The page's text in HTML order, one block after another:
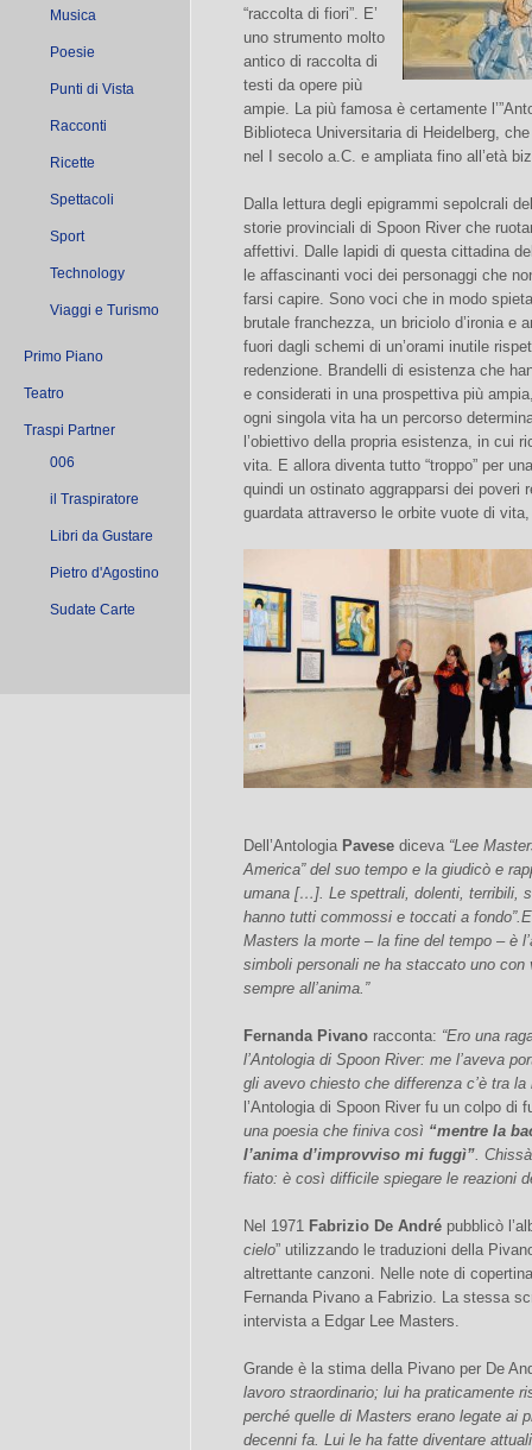
Musica
Poesie
Punti di Vista
Racconti
Ricette
Spettacoli
Sport
Technology
Viaggi e Turismo
Primo Piano
Teatro
Traspi Partner
006
il Traspiratore
Libri da Gustare
Pietro d'Agostino
Sudate Carte
“raccolta di fiori”. E’
uno strumento molto
antico di raccolta di
testi da opere più
ampie. La più famosa è certamente
Biblioteca Universitaria di Heidelberg,
nel I secolo a.C. e ampliata fino all’età
Dalla lettura degli epigrammi sepolcrali
storie provinciali di Spoon River che
affettivi. Dalle lapidi di questa cittadina
le affascinanti voci dei personaggi che
farsi capire. Sono voci che in modo
brutale franchezza, un briciolo d’ironia e
fuori dagli schemi di un’orami inutile
redenzione. Brandelli di esistenza che
e considerati in una prospettiva più
ogni singola vita ha un percorso
l’obiettivo della propria esistenza, in cui
vita. E allora diventa tutto “troppo” per
quindi un ostinato aggrapparsi dei poveri
guardata attraverso le orbite vuote di
Dell’Antologia Pavese diceva “Lee
America” del suo tempo e la giudicò e
umana […]. Le spettrali, dolenti, terribili,
hanno tutti commossi e toccati a
Masters la morte – la fine del tempo – è
simboli personali ne ha staccato uno con
sempre all’anima.”
Fernanda Pivano racconta: “Ero una
l’Antologia di Spoon River: me l’aveva
gli avevo chiesto che differenza c’è tra
l’Antologia di Spoon River fu un colpo di
una poesia che finiva così “mentre la
l’anima d’improvviso mi fuggì”.
fiato: è così difficile spiegare le reazioni
Nel 1971 Fabrizio De André pubblicò
cielo” utilizzando le traduzioni della
altrettante canzoni. Nelle note di
Fernanda Pivano a Fabrizio. La stessa
intervista a Edgar Lee Masters.
Grande è la stima della Pivano per De
lavoro straordinario; lui ha praticamente
perché quelle di Masters erano legate ai
decenni fa. Lui le ha fatte diventare